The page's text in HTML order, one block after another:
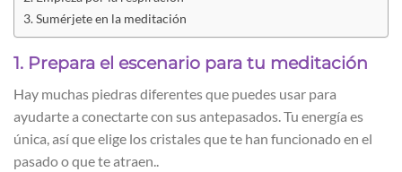
3. Sumérjete en la meditación
1. Prepara el escenario para tu meditación
Hay muchas piedras diferentes que puedes usar para
ayudarte a conectarte con sus antepasados. Tu energía es
única, así que elige los cristales que te han funcionado en el
pasado o que te atraen..